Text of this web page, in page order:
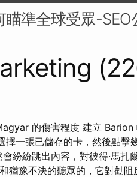
瞄準全球受眾-SEO
的傷害程度 建立
擇一張已儲存的卡，然後點擊
紛紛跳出內容，對彼得·馬扎
猶豫不決的聽眾的，它對勸阻